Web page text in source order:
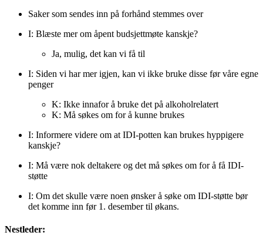
Saker som sendes inn på forhånd stemmes over
I: Blæste mer om åpent budsjettmøte kanskje?
Ja, mulig, det kan vi få til
I: Siden vi har mer igjen, kan vi ikke bruke disse før våre egne
penger
K: Ikke innafor å bruke det på alkoholrelatert
K: Må søkes om for å kunne brukes
I: Informere videre om at IDI-potten kan brukes hyppigere
kanskje?
I: Må være nok deltakere og det må søkes om for å få IDI-
støtte
I: Om det skulle være noen ønsker å søke om IDI-støtte bør
det komme inn før 1. desember til økans.
Nestleder: